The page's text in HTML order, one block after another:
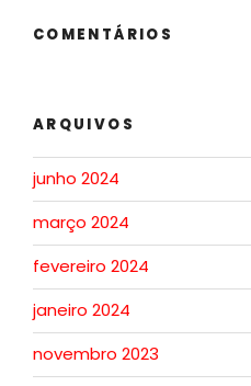
COMENTÁRIOS
ARQUIVOS
junho 2024
março 2024
fevereiro 2024
janeiro 2024
novembro 2023